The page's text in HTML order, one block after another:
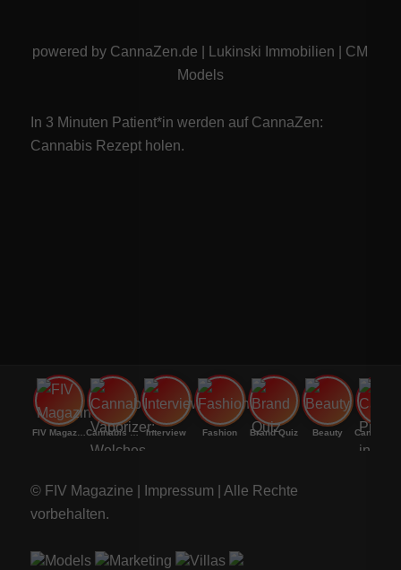
powered by CannaZen.de Lukinski Immobilien
CM
Models
In 3 Minuten Patient*in werden auf CannaZen:
Cannabis Rezeptholen.
FIV Magazine Cannabis Vaporizer: Welches Interview Fashion Brand Quiz Beauty
© FIV Magazine | Impressum | Alle Rechte
vorbehalten.
Models Marketing Villas